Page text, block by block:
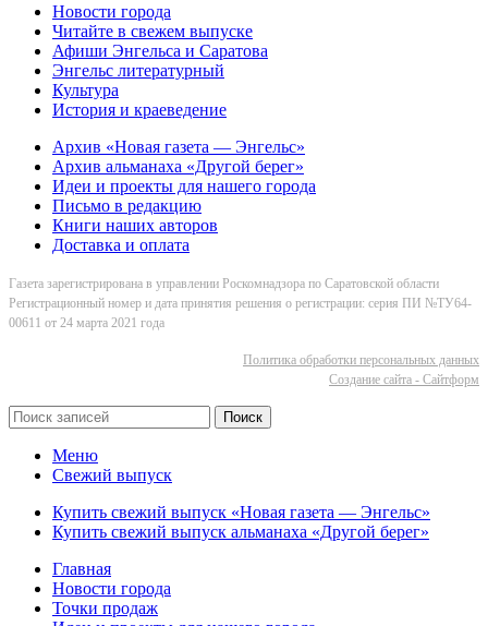
Новости города
Читайте в свежем выпуске
Афиши Энгельса и Саратова
Энгельс литературный
Культура
История и краеведение
Архив «Новая газета — Энгельс»
Архив альманаха «Другой берег»
Идеи и проекты для нашего города
Письмо в редакцию
Книги наших авторов
Доставка и оплата
Газета зарегистрирована в управлении Роскомнадзора по Саратовской области
Регистрационный номер и дата принятия решения о регистрации: серия ПИ №ТУ64-
00611 от 24 марта 2021 года
Политика обработки персональных данных
Cоздание сайта - Сайтформ
Поиск
Меню
Свежий выпуск
Купить свежий выпуск «Новая газета — Энгельс»
Купить свежий выпуск альманаха «Другой берег»
Главная
Новости города
Точки продаж